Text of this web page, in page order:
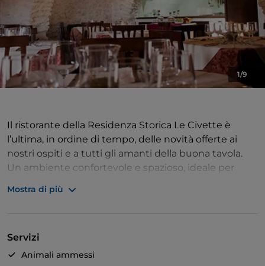
1/9
Il ristorante della Residenza Storica Le Civette è
l’ultima, in ordine di tempo, delle novità offerte ai
nostri ospiti e a tutti gli amanti della buona tavola.
Un ambiente confortevole e spazioso, ideale per
della Residenza Storica Le Civette si trova al 1° piano
maniera oculata e rispettosa della tradizione. L’ampio
salone può essere comodamente adibito per cene
Mostra di più
Servizi
Animali ammessi